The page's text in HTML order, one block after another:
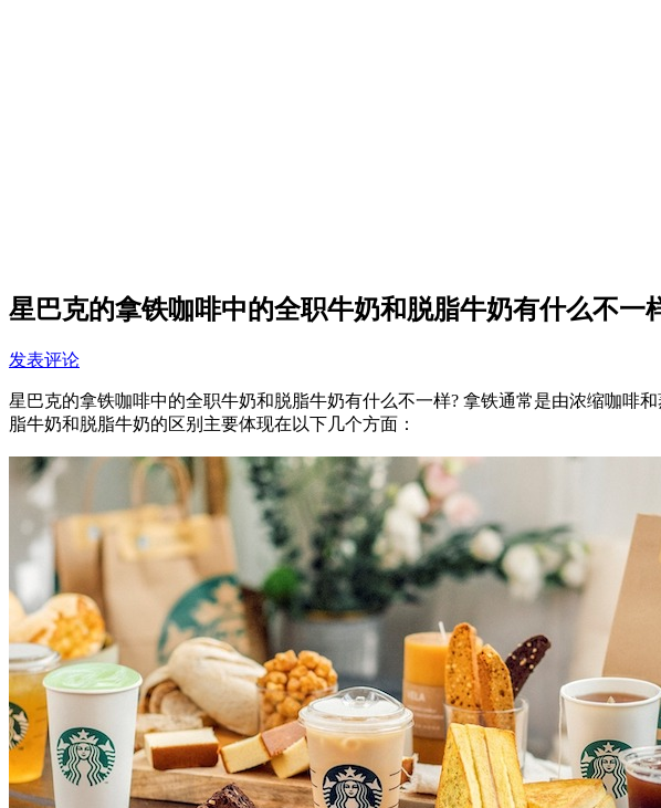
星巴克的拿铁咖啡中的全职牛奶和脱脂牛奶有什么不一
发表评论
星巴克的拿铁咖啡中的全职牛奶和脱脂牛奶有什么不一样? 拿铁通常是由浓缩咖啡
脂牛奶和脱脂牛奶的区别主要体现在以下几个方面：